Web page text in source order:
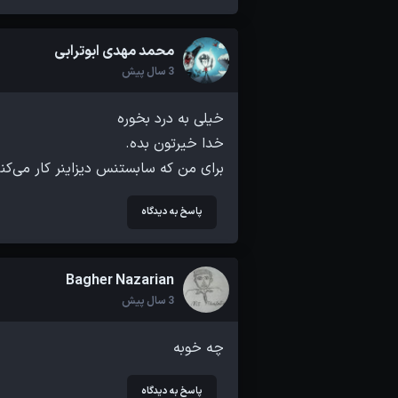
محمد مهدی ابوترابی
3 سال پیش
برای من که سابستنس دیزاینر کار
پاسخ به دیدگاه
Bagher Nazarian
3 سال پیش
چه خوبه
پاسخ به دیدگاه